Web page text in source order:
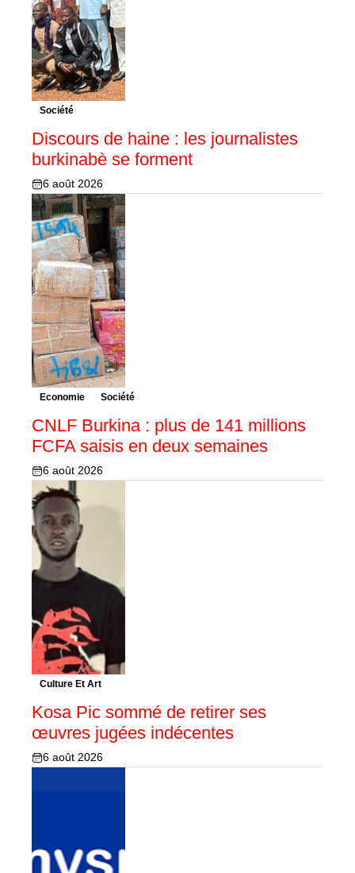
Société
Discours de haine : les journalistes
burkinabè se forment
6 août 2026
Economie Société
CNLF Burkina : plus de 141 millions
FCFA saisis en deux semaines
6 août 2026
Culture Et Art
Kosa Pic sommé de retirer ses
œuvres jugées indécentes
6 août 2026